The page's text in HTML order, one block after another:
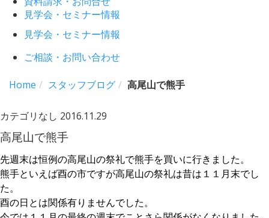
見学会・セミナー情報
見学会・セミナー情報
ご相談・お問い合わせ
Home スタッフブログ 高尾山で熊手
カテゴリなし 2016.11.29
高尾山で熊手
先週末は恒例の高尾山の祭礼で熊手を買いに行きました。
熊手といえば酉の市ですが高尾山の祭礼は昔は１１月末でし
た。
酉の日とは関係有りませんでした。